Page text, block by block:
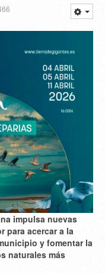
impulsa nuevas
para acercar a la
y fomentar la
naturales más